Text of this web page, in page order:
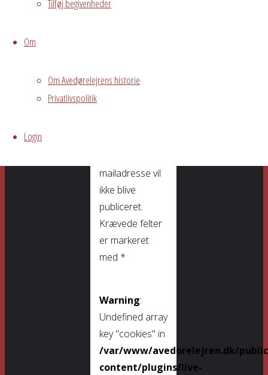
Tilføj begivenheder
Om
Om Avedørelejrens historie
Privatlivspolitik
Login
Skriv
mailadresse vil
ikke blive
publiceret.
Krævede felter
er markeret
med *
Warning:
Undefined array
key "cookies" in
/var/www/avedorelejren.dk/
content/plugins/live-